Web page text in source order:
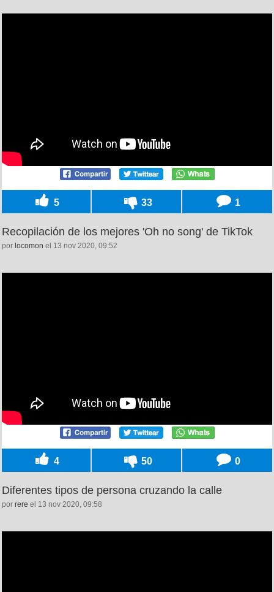
5 33 1
Recopilación de los mejores 'Oh no song' de TikTok
por locomon el 13 nov 2020, 09:52
4 50 0
Diferentes tipos de persona cruzando la calle
por rere el 13 nov 2020, 09:58